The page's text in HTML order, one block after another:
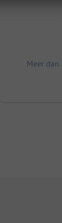
Meer